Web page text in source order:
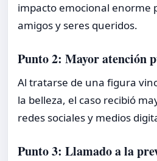
impacto emocional enorme
amigos y seres queridos.
Punto 2: Mayor atención
Al tratarse de una figura
la belleza, el caso recibió
redes sociales y medios
Punto 3: Llamado a la